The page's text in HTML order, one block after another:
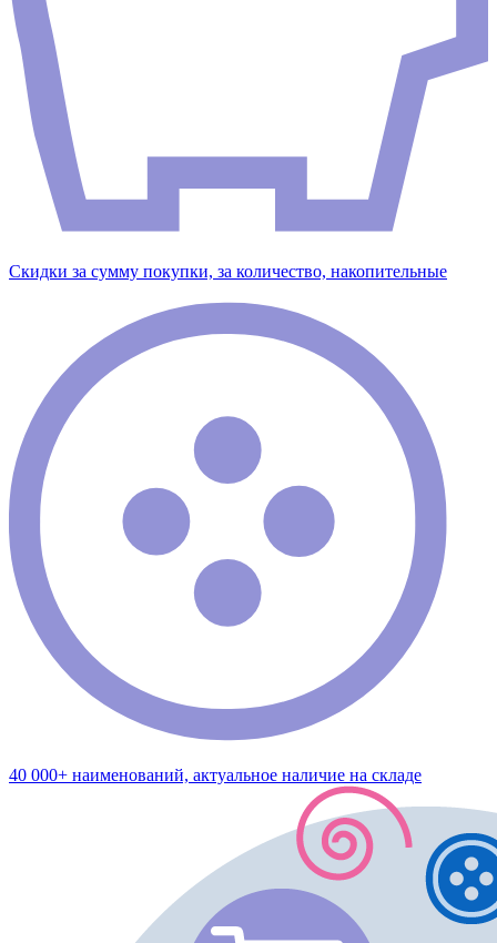
Скидки за сумму покупки, за количество, накопительные
40 000+ наименований, актуальное наличие на складе